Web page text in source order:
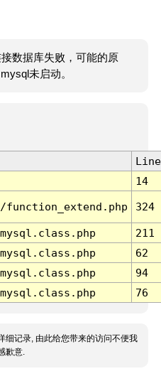
数据库失败，可能的原
未启动。
Line
14
324
211
62
94
76
细记录, 由此给您带来的访问不便我
歉意.